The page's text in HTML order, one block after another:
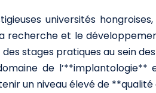
universités
et le
stages pratiques au sein
de
un niveau élevé de **qualité